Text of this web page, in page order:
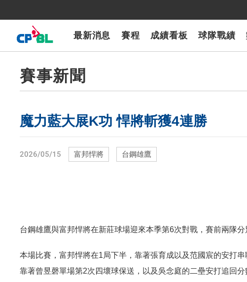
最新消息 賽程 成績看板 球隊戰績
7-ELEVEn獅
樂天桃猿富邦悍將 味全龍 台鋼雄鷹CPBLTV
賽事新聞
魔力藍大展K功 悍將斬獲4連勝
2026/05/15 富邦悍將 台鋼雄鷹
台鋼雄鷹與富邦悍將在新莊球場迎來本季第6次對戰，賽前兩隊
本場比賽，富邦悍將在1局下半，靠著張育成以及范國宸的安打
靠著曾昱磬單場第2次四壞球保送，以及吳念庭的二壘安打追回